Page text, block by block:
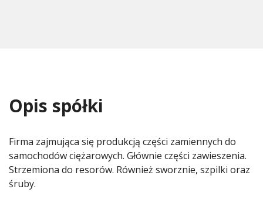
Opis spółki
Firma zajmująca się produkcją części zamiennych do
samochodów ciężarowych. Głównie części zawieszenia.
Strzemiona do resorów. Również sworznie, szpilki oraz
śruby.